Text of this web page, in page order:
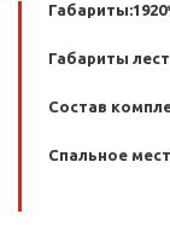
Габариты
Состав
Спальное